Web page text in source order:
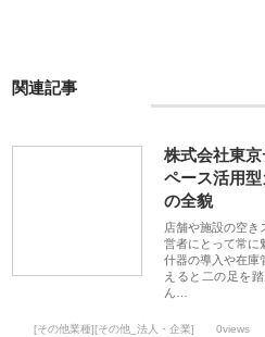
関連記事
株式会社東
ペース活用
の全貌
店舗や施設の空き
営者にとって常に
什器の導入や在庫
えると二の足を
ん…
[その他業種][その他_法人・企業] 0views